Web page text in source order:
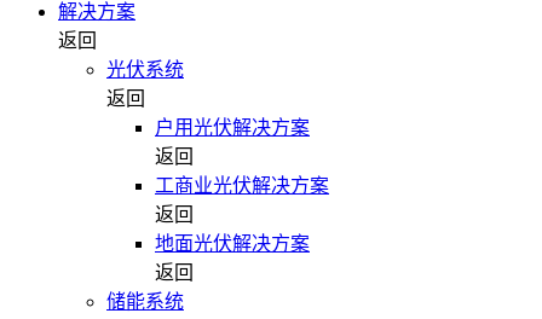
解决方案
返回
光伏系统
返回
户用光伏解决方案
返回
工商业光伏解决方案
返回
地面光伏解决方案
返回
储能系统